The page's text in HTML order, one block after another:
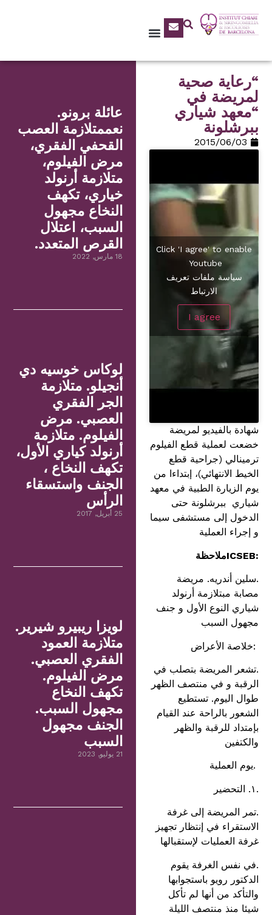
“رعاية صحية
لمريضة في
“معهد شياري
ببرشلونة
03‏/06‏/2015
Click 'I agree' to enable
Youtube
سياسة ملفات تعريف
الارتباط
I agree
شهادة بالفيديو لمريضة
خضعت لعملية قطع الفيلوم
ترمينالي (جراحية قطع
الخيط الانتهائي)، إبتداءا من
يوم الزيارة الطبية في معهد
شياري ببرشلونة حتى
الدخول إلى مستشفى سيما
و إجراء العملية
:ICSEB ملاحظة
.سلين أندريه. مريضة
مصابة مبتلازمة أرنولد
شياري النوع الأول و جنف
مجهول السبب
:خلاصة الأعراض
.تشعر المريضة بتصلب في
الرقبة و في منتصف الظهر
طوال اليوم. تستطيع
الشعور بالراحة عند القيام
بإمتداد للرقبة والظهر
والكتفين
.يوم العملية
.١. التحضير
.تمر المريضة إلى غرفة
الاستقراء في إنتظار تجهيز
غرفة العمليات لإستقبالها
.في نفس الغرفة يقوم
الدكتور رويو باستجوابها
والتأكد من أنها لم تأكل
شيئا منذ منتصف الليلة
عائلة برونو.
نعممتلازمة العصب
القحفي الفقري،
مرض الفيلوم،
متلازمة أرنولد
خياري، تكهف
النخاع مجهول
السبب، اعتلال
القرص المتعدد.
18 مارس, 2022
لوكاس خوسيه دي
أنجيلو. متلازمة
الجر الفقري
العصبي. مرض
الفيلوم. متلازمة
أرنولد كياري الأول،
تكهف النخاع ،
الجنف واستسقاء
الرأس
25 أبريل, 2017
لويزا ريبيرو شيرير.
متلازمة العمود
الفقري العصبي.
مرض الفيلوم.
تكهف النخاع
مجهول السبب.
الجنف مجهول
السبب
21 يوليو, 2023